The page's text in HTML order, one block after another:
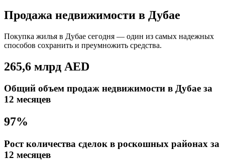
Продажа недвижимости в Дубае
Покупка жилья в Дубае сегодня — один из самых надежных
способов сохранить и преумножить средства.
265,6 млрд AED
Общий объем продаж недвижимости в Дубае за
12 месяцев
97%
Рост количества сделок в роскошных районах за
12 месяцев